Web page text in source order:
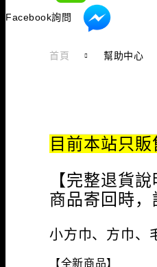
Facebook詢問
首頁 幫助中心
目前本站只
【完整退貨說
商品寄回時
小方巾、方巾、
【全新商品】